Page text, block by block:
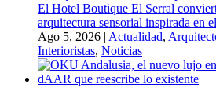
El Hotel Boutique El Serral
arquitectura sensorial inspirada en
Ago 5, 2026 | Actualidad,
Interioristas, Noticias